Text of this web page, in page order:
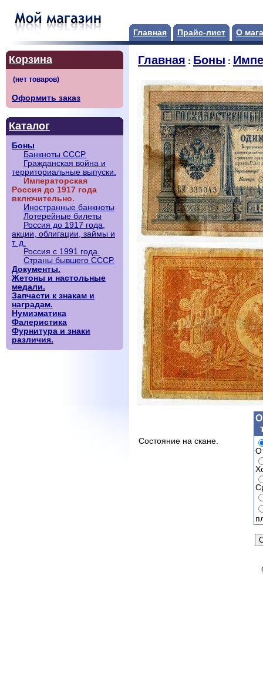
Главная Прайс-лист О
Корзина
Оформить заказ
Каталог
Боны
Банкноты СССР
Гражданская война и
территориальные выпуски.
Императорская
Россия до 1917 года
включительно.
Иностранные банкноты
Лотерейные билеты
Россия до 1917 года,
акции, облигации, займы и
т. д.
Россия с 1991 года.
Страны бывшего СССР.
Документы.
Жетоны и настольные
медали.
Запчасти к знакам и
наградам.
Нумизматика
Фалеристика
Фурнитура и знаки
различия.
Главная : Боны :
Состояние на скане.